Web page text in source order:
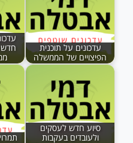
עדכונים על תוכנית
הפיצויים של הממשלה
חדש
סיוע חדש לעסקים
ולעובדים בעקבות